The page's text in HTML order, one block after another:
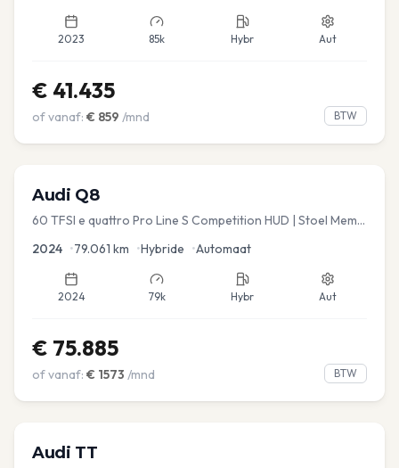
2023 85k Hybr Aut
€ 41.435
of vanaf: € 859 /mnd BTW
Audi Q8
60 TFSI e quattro Pro Line S Competition HUD | Stoel Mem. |
2024 •79.061 km •Hybride •Automaat
2024 79k Hybr Aut
€ 75.885
of vanaf: € 1573 /mnd BTW
Audi TT